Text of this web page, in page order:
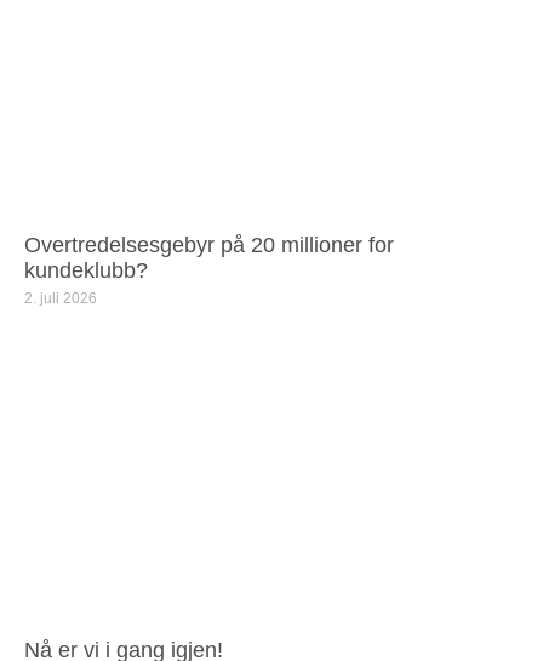
Overtredelsesgebyr på 20 millioner for
kundeklubb?
2. juli 2026
Nå er vi i gang igjen!